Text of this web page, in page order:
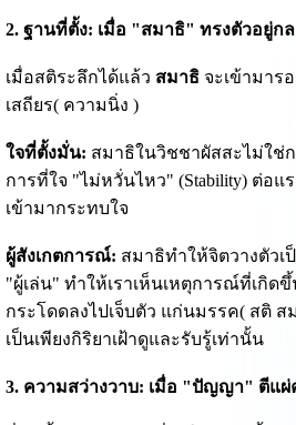
2. ฐานที่ตั้ง: เมื่อ "สมาธิ" ทรงตัวอยู่ก
เมื่อสติระลึกได้แล้ว สมาธิจะเข้ามาร
เสถียร( ความนิ่ง )
ใจที่ตั้งมั่น: สมาธิในวิชชาผัสสะไม่ใช่
การที่ใจ "ไม่หวั่นไหว" (Stability) ต่อ
เข้ามากระทบใจ
ผู้สังเกตการณ์: สมาธิทำให้จิตวางตัวเ
"ผู้เล่น" ทำให้เราเห็นเหตุการณ์ที่เกิด
กระโดดลงไปเจ็บตัว แก่นมรรค( สติ
เป็นเพียงกิริยาเฝ้าดูและรับรู้เท่านั้น
3. ความสว่างวาบ: เมื่อ "ปัญญา" ตีแผ่